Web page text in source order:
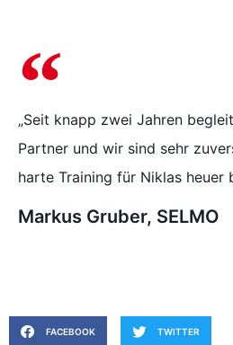
„Seit knapp zwei Jahren
Partner und wir sind sehr
harte Training für Niklas heuer
Markus Gruber, SELMO
FACEBOOK TWITTER